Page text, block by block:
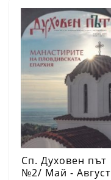
Сп. Духовен път
№2/ Май - Август